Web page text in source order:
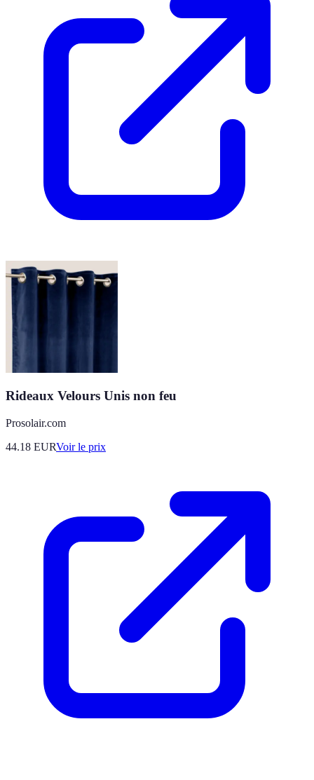
Rideaux Velours Unis non feu
Prosolair.com
44.18 EURVoir le prix